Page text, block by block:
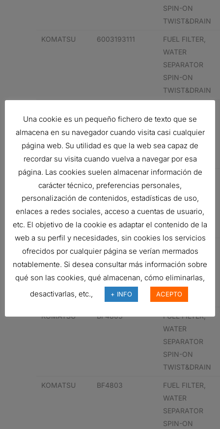
SPIN-ON
TWIST&DRAIN
KOMATSU 6003193111
FUEL FILTER,
WATER
SEPARATOR
SPIN-ON
TWIST&DRAIN
WATER
SEPARATOR
SPIN-ON
TWIST&DRAIN
KOMATSU 76999473
FUEL FILTER,
WATER
SEPARATOR
SPIN-ON
TWIST&DRAIN
KOMATSU 6003113111
FUEL FILTER,
WATER
SPIN-ON
TWIST&DRAIN
KOMATSU BF4803
FUEL FILTER,
WATER
SEPARATOR
SPIN-ON
TWIST&DRAIN
KOMATSU BF4803
FUEL FILTER,
WATER
SEPARATOR
SPIN-ON
Una cookie es un pequeño fichero de texto que se
almacena en su navegador cuando visita casi cualquier
página web. Su utilidad es que la web sea capaz de
recordar su visita cuando vuelva a navegar por esa
página. Las cookies suelen almacenar información de
carácter técnico, preferencias personales,
personalización de contenidos, estadísticas de uso,
enlaces a redes sociales, acceso a cuentas de usuario,
etc. El objetivo de la cookie es adaptar el contenido de la
web a su perfil y necesidades, sin cookies los servicios
ofrecidos por cualquier página se verían mermados
notablemente. Si desea consultar más información sobre
qué son las cookies, qué almacenan, cómo eliminarlas,
desactivarlas, etc.,
+ INFO ACEPTO